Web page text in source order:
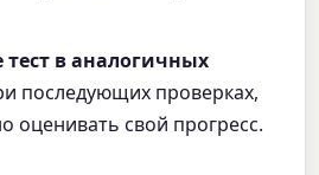
тест в аналогичных
последующих проверках,
оценивать свой прогресс.